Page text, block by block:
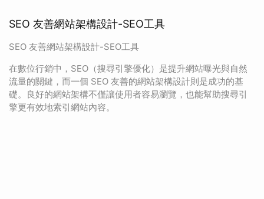
SEO 友善網站架構設計-SEO工具
SEO 友善網站架構設計-SEO工具
在數位行銷中，SEO（搜尋引擎優化）是提升網站曝光與自然
流量的關鍵，而一個 SEO 友善的網站架構設計則是成功的基
礎。良好的網站架構不僅讓使用者容易瀏覽，也能幫助搜尋引
擎更有效地索引網站內容。